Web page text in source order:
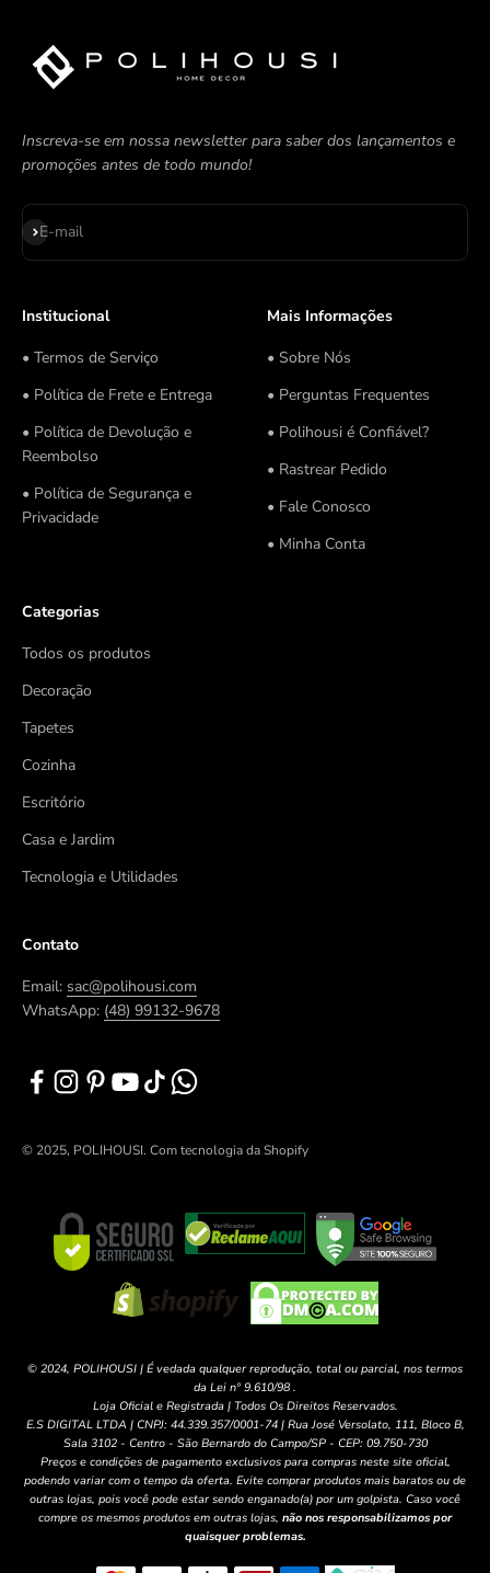
Inscreva-se em nossa newsletter para saber dos lançamentos e
promoções antes de todo mundo!
E-mail
Assinar
Institucional
• Termos de Serviço
• Política de Frete e Entrega
• Política de Devolução e
Reembolso
• Política de Segurança e
Privacidade
Mais Informações
• Sobre Nós
• Perguntas Frequentes
• Polihousi é Confiável?
• Rastrear Pedido
• Fale Conosco
• Minha Conta
Categorias
Todos os produtos
Decoração
Tapetes
Cozinha
Escritório
Casa e Jardim
Tecnologia e Utilidades
Contato
Email: sac@polihousi.com
WhatsApp: (48) 99132-9678
© 2025, POLIHOUSI. Com tecnologia da Shopify
© 2024, POLIHOUSI | É vedada qualquer reprodução, total ou parcial, nos termos
da Lei nº 9.610/98 .
Loja Oficial e Registrada | Todos Os Direitos Reservados.
E.S DIGITAL LTDA | CNPJ: 44.339.357/0001-74 | Rua José Versolato, 111, Bloco B,
Sala 3102 - Centro - São Bernardo do Campo/SP - CEP: 09.750-730
Preços e condições de pagamento exclusivos para compras neste site oficial,
podendo variar com o tempo da oferta. Evite comprar produtos mais baratos ou de
outras lojas, pois você pode estar sendo enganado(a) por um golpista. Caso você
compre os mesmos produtos em outras lojas, não nos responsabilizamos por
quaisquer problemas.